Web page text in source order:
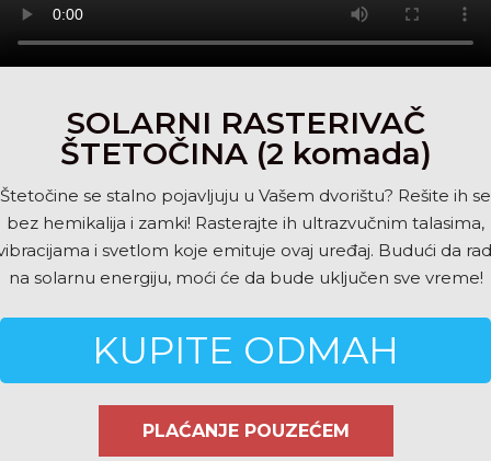
SOLARNI RASTERIVAČ
ŠTETOČINA (2 komada)
Štetočine se stalno pojavljuju u Vašem dvorištu? Rešite ih se
bez hemikalija i zamki! Rasterajte ih ultrazvučnim talasima,
i svetlom koje emituje ovaj uređaj. Budući da
na solarnu energiju, moći će da bude uključen sve vreme!
KUPITE ODMAH
PLAĆANJE POUZEĆEM